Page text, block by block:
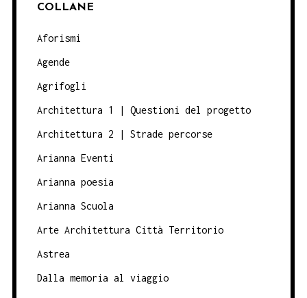
COLLANE
Aforismi
Agende
Agrifogli
Architettura 1 | Questioni del progetto
Architettura 2 | Strade percorse
Arianna Eventi
Arianna poesia
Arianna Scuola
Arte Architettura Città Territorio
Astrea
Dalla memoria al viaggio